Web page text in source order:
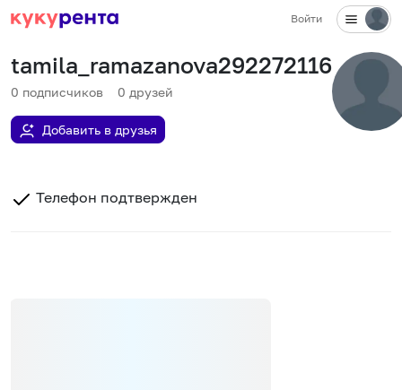
Войти
tamila_ramazanova292272116
0 подписчиков 0 друзей
Добавить в друзья
Телефон подтвержден